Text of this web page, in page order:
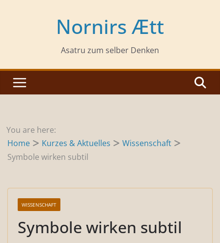
Nornirs Ætt
Asatru zum selber Denken
You are here:
Home
Kurzes & Aktuelles
Wissenschaft
Symbole wirken subtil
WISSENSCHAFT
Symbole wirken subtil